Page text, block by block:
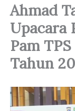
Ahmad
Upacara
Pam
Tahun